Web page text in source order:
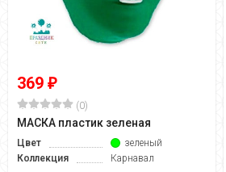
369 ₽
(0)
МАСКА пластик зеленая
Цвет
зеленый
Коллекция
Карнавал